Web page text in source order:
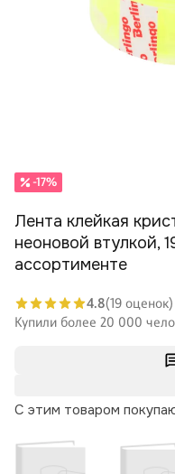
С этим товаром
-17%
Лента клейкая
неоновой втулкой,
ассортименте
4.8(19 оценок)
Купили более 20 000